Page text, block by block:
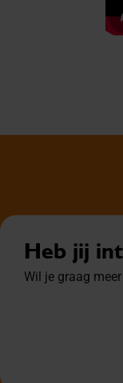
Heb jij
Wil je graag